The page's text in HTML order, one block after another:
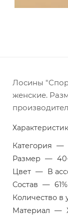
Лосины
женские.
Категория —
Размер —
Цвет — В
Состав —
Количество в
Материал —